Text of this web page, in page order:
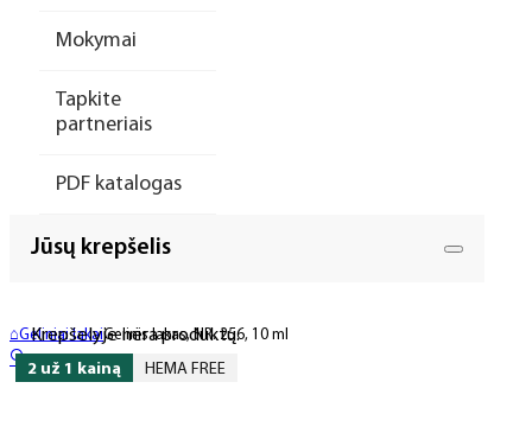
Mokymai
Tapkite
partneriais
PDF katalogas
Jūsų krepšelis
Krepšelyje nėra produktų.
⌂Geliniai lakaiGelinis lakas, NR. 256, 10 ml
2 už 1 kainą HEMA FREE
🔍